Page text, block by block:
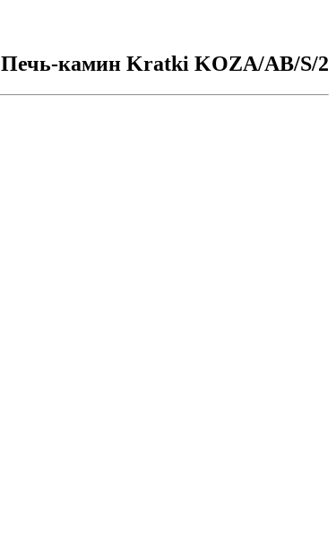
Печь-камин Kratki KOZA/AB/S/2